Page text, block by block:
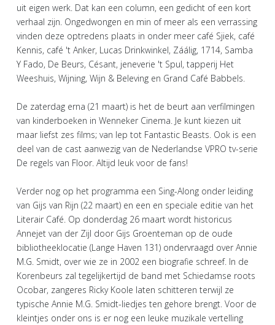
uit eigen werk. Dat kan een column, een gedicht of een kort
verhaal zijn. Ongedwongen en min of meer als een verrassing
vinden deze optredens plaats in onder meer café Sjiek, café
Kennis, café 't Anker, Lucas Drinkwinkel, Záálig, 1714, Samba
Y Fado, De Beurs, Césant, jeneverie 't Spul, tapperij Het
Weeshuis, Wijning, Wijn & Beleving en Grand Café Babbels.
De zaterdag erna (21 maart) is het de beurt aan verfilmingen
van kinderboeken in Wenneker Cinema. Je kunt kiezen uit
maar liefst zes films; van Iep tot Fantastic Beasts. Ook is een
deel van de cast aanwezig van de Nederlandse VPRO tv-serie
De regels van Floor. Altijd leuk voor de fans!
Verder nog op het programma een Sing-Along onder leiding
van Gijs van Rijn (22 maart) en een en speciale editie van het
Literair Café. Op donderdag 26 maart wordt historicus
Annejet van der Zijl door Gijs Groenteman op de oude
bibliotheeklocatie (Lange Haven 131) ondervraagd over Annie
M.G. Smidt, over wie ze in 2002 een biografie schreef. In de
Korenbeurs zal tegelijkertijd de band met Schiedamse roots
Ocobar, zangeres Ricky Koole laten schitteren terwijl ze
typische Annie M.G. Smidt-liedjes ten gehore brengt. Voor de
kleintjes onder ons is er nog een leuke muzikale vertelling